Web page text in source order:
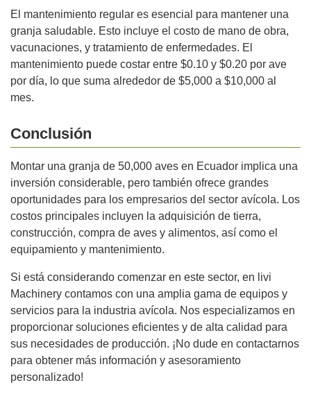
El mantenimiento regular es esencial para mantener una
granja saludable. Esto incluye el costo de mano de obra,
vacunaciones, y tratamiento de enfermedades. El
mantenimiento puede costar entre $0.10 y $0.20 por ave
por día, lo que suma alrededor de $5,000 a $10,000 al
mes.
Conclusión
Montar una granja de 50,000 aves en Ecuador implica una
inversión considerable, pero también ofrece grandes
oportunidades para los empresarios del sector avícola. Los
costos principales incluyen la adquisición de tierra,
construcción, compra de aves y alimentos, así como el
equipamiento y mantenimiento.
Si está considerando comenzar en este sector, en livi
Machinery contamos con una amplia gama de equipos y
servicios para la industria avícola. Nos especializamos en
proporcionar soluciones eficientes y de alta calidad para
sus necesidades de producción. ¡No dude en contactarnos
para obtener más información y asesoramiento
personalizado!